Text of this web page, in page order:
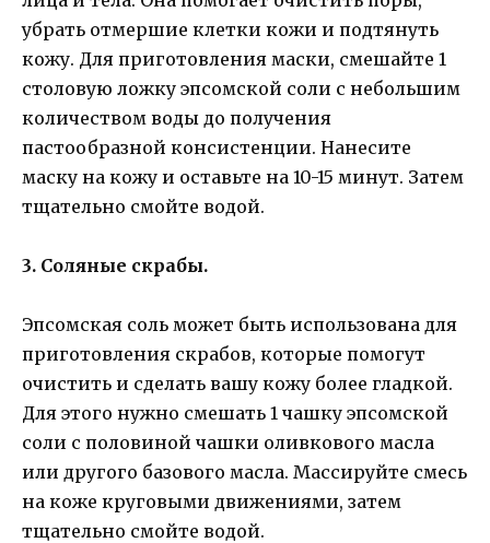
убрать отмершие клетки кожи и подтянуть
кожу. Для приготовления маски, смешайте 1
столовую ложку эпсомской соли с небольшим
количеством воды до получения
пастообразной консистенции. Нанесите
маску на кожу и оставьте на 10-15 минут. Затем
тщательно смойте водой.
3. Соляные скрабы.
Эпсомская соль может быть использована для
приготовления скрабов, которые помогут
очистить и сделать вашу кожу более гладкой.
Для этого нужно смешать 1 чашку эпсомской
соли с половиной чашки оливкового масла
или другого базового масла. Массируйте смесь
на коже круговыми движениями, затем
тщательно смойте водой.